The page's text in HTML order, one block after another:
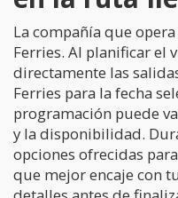
La compañía que
Ferries. Al planificar el
directamente las
Ferries para la fecha
programación puede
y la disponibilidad.
opciones ofrecidas
que mejor encaje con